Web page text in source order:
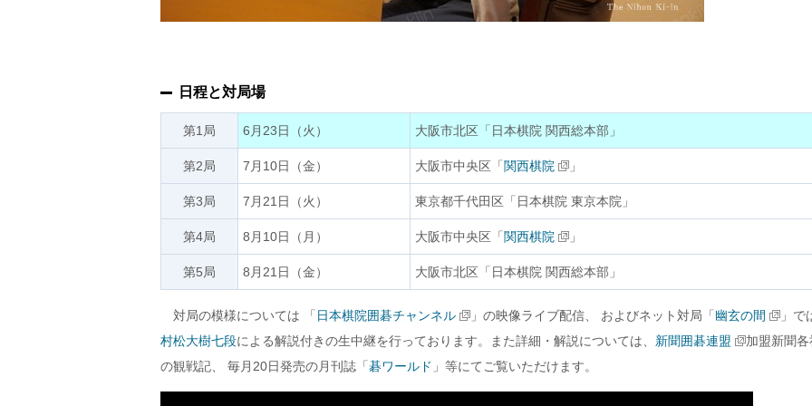
日程と対局場
第1局 6月23日（火） 大阪市北区「日本棋院 関西総本部」
第2局 7月10日（金） 大阪市中央区「 関西棋院 」
第3局 7月21日（火） 東京都千代田区「日本棋院 東京本院」
第4局 8月10日（月） 大阪市中央区「 関西棋院 」
第5局 8月21日（金） 大阪市北区「日本棋院 関西総本部」
対局の模様については 「 日本棋院囲碁チャンネル 」の映像ライブ配信、 およびネット対局「 幽玄の間
」で
村松大樹七段による解説付きの生中継を行っております。また詳細・解説については、 新聞囲碁連盟
加盟新聞各
の観戦記、 毎月20日発売の月刊誌「 碁ワールド 」等にてご覧いただけます。